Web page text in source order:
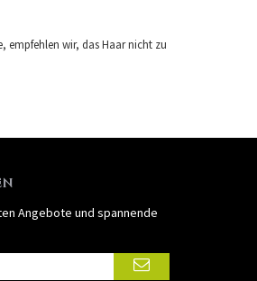
empfehlen wir, das Haar nicht zu
Angebote und spannende